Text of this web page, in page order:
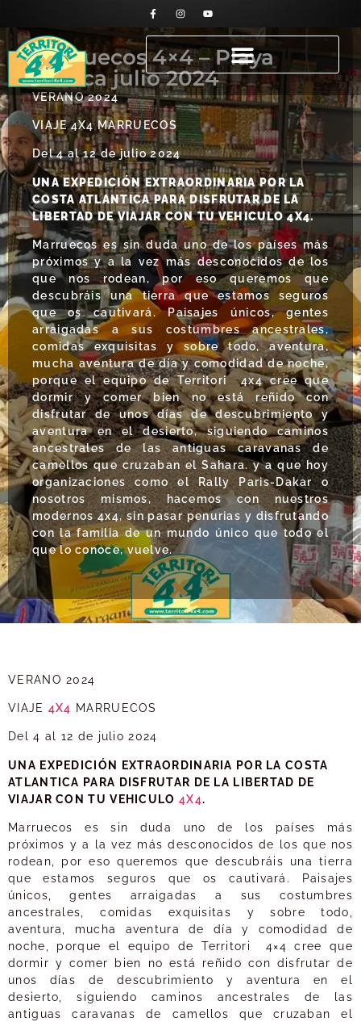
Marruecos 4×4 – Playa
Blanca julio 2024
VERANO 2024
VIAJE 4X4 MARRUECOS
Del 4 al 12 de julio 2024
UNA EXPEDICIÓN EXTRAORDINARIA POR LA
COSTA ATLANTICA PARA DISFRUTAR DE LA
LIBERTAD DE VIAJAR CON TU VEHICULO 4X4.
Marruecos es sin duda uno de los países más
próximos y a la vez más desconocidos de los
que nos rodean, por eso queremos que
descubráis una tierra que estamos seguros
que os cautivará. Paisajes únicos, gentes
arraigadas a sus costumbres ancestrales,
comidas exquisitas y sobre todo, aventura,
mucha aventura de día y comodidad de noche,
porque el equipo de Territori 4x4 cree que
dormir y comer bien no está reñido con
disfrutar de unos días de descubrimiento y
aventura en el desierto, siguiendo caminos
ancestrales de las antiguas caravanas de
camellos que cruzaban el Sahara. y a que hoy
organizaciones como el Rally Paris-Dakar o
nosotros mismos, hacemos con nuestros
modernos 4x4, sin pasar penurias y disfrutando
con la familia de un mundo único que todo el
que lo conoce, vuelve.
VERANO 2024
VIAJE 4X4 MARRUECOS
Del 4 al 12 de julio 2024
UNA EXPEDICIÓN EXTRAORDINARIA POR LA COSTA
ATLANTICA PARA DISFRUTAR DE LA LIBERTAD DE
VIAJAR CON TU VEHICULO 4X4.
Marruecos es sin duda uno de los países más
próximos y a la vez más desconocidos de los que nos
rodean, por eso queremos que descubráis una tierra
que estamos seguros que os cautivará. Paisajes
únicos, gentes arraigadas a sus costumbres
ancestrales, comidas exquisitas y sobre todo,
aventura, mucha aventura de día y comodidad de
noche, porque el equipo de Territori 4×4 cree que
dormir y comer bien no está reñido con disfrutar de
unos días de descubrimiento y aventura en el
desierto, siguiendo caminos ancestrales de las
antiguas caravanas de camellos que cruzaban el